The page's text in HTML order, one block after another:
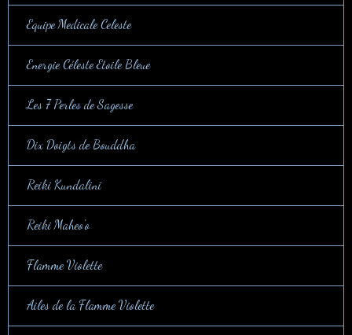
Equipe Medicale Celeste
Energie Céleste Etoile Bleue
Les 7 Perles de Sagesse
Dix Doigts de Bouddha
Reiki Kundalini
Reiki Maheo'o
Flamme Violette
Ailes de la Flamme Violette